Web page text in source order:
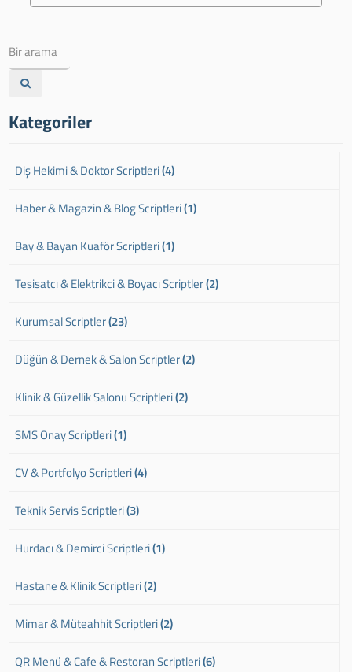
Kategoriler
Diş Hekimi & Doktor Scriptleri(4)
Haber & Magazin & Blog Scriptleri(1)
Bay & Bayan Kuaför Scriptleri(1)
Tesisatcı & Elektrikci & Boyacı Scriptler(2)
Kurumsal Scriptler(23)
Düğün & Dernek & Salon Scriptler(2)
Klinik & Güzellik Salonu Scriptleri(2)
SMS Onay Scriptleri(1)
CV & Portfolyo Scriptleri(4)
Teknik Servis Scriptleri(3)
Hurdacı & Demirci Scriptleri(1)
Hastane & Klinik Scriptleri(2)
Mimar & Müteahhit Scriptleri(2)
QR Menü & Cafe & Restoran Scriptleri(6)